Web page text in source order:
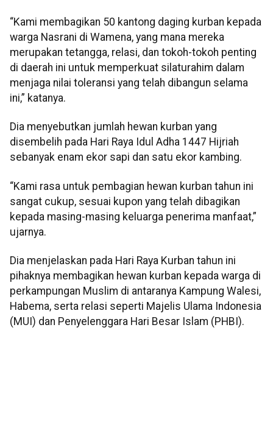
“Kami membagikan 50 kantong daging kurban kepada
warga Nasrani di Wamena, yang mana mereka
merupakan tetangga, relasi, dan tokoh-tokoh penting
di daerah ini untuk memperkuat silaturahim dalam
menjaga nilai toleransi yang telah dibangun selama
ini,” katanya.
Dia menyebutkan jumlah hewan kurban yang
disembelih pada Hari Raya Idul Adha 1447 Hijriah
sebanyak enam ekor sapi dan satu ekor kambing.
“Kami rasa untuk pembagian hewan kurban tahun ini
sangat cukup, sesuai kupon yang telah dibagikan
kepada masing-masing keluarga penerima manfaat,”
ujarnya.
Dia menjelaskan pada Hari Raya Kurban tahun ini
pihaknya membagikan hewan kurban kepada warga di
perkampungan Muslim di antaranya Kampung Walesi,
Habema, serta relasi seperti Majelis Ulama Indonesia
(MUI) dan Penyelenggara Hari Besar Islam (PHBI).